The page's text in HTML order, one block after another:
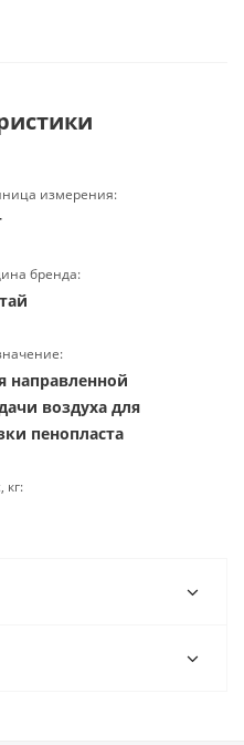
измерения:
бренда:
направленной
воздуха для
пенопласта
кг: